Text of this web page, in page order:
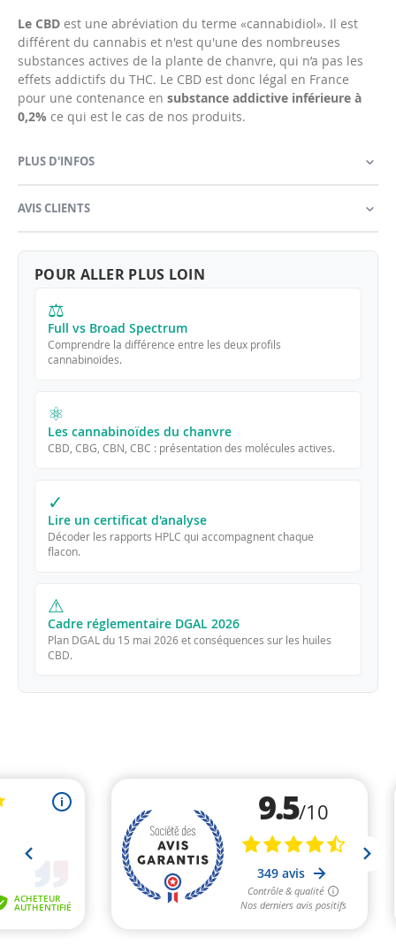
Le CBD est une abréviation du terme «cannabidiol». Il est
différent du cannabis et n'est qu'une des nombreuses
substances actives de la plante de chanvre, qui n’a pas les
effets addictifs du THC. Le CBD est donc légal en France
pour une contenance en substance addictive inférieure à
0,2% ce qui est le cas de nos produits.
PLUS D'INFOS
AVIS CLIENTS
POUR ALLER PLUS LOIN
⚖
Full vs Broad Spectrum
Comprendre la différence entre les deux profils
cannabinoïdes.
⚛
Les cannabinoïdes du chanvre
CBD, CBG, CBN, CBC : présentation des molécules actives.
✓
Lire un certificat d'analyse
Décoder les rapports HPLC qui accompagnent chaque
flacon.
⚠
Cadre réglementaire DGAL 2026
Plan DGAL du 15 mai 2026 et conséquences sur les huiles
CBD.